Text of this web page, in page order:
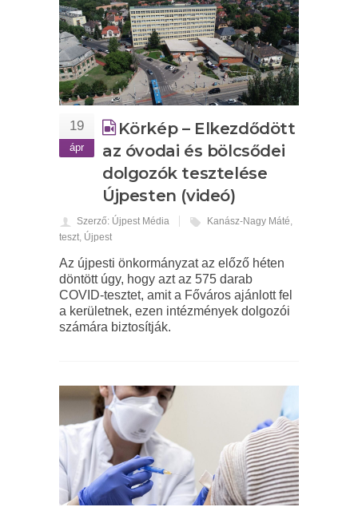
19
ápr
Körkép – Elkezdődött
az óvodai és bölcsődei
dolgozók tesztelése
Újpesten (videó)
Szerző: Újpest Média Kanász-Nagy Máté,
teszt, Újpest
Az újpesti önkormányzat az előző héten
döntött úgy, hogy azt az 575 darab
COVID-tesztet, amit a Főváros ajánlott fel
a kerületnek, ezen intézmények dolgozói
számára biztosítják.